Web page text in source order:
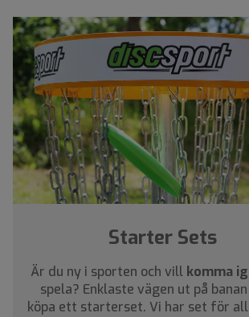
Starter Sets
Är du ny i sporten och vill komma
spela? Enklaste vägen ut på
köpa ett starterset. Vi har set för